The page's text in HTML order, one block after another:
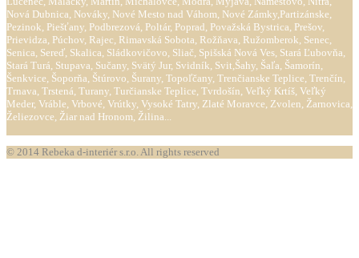
Nová Dubnica, Nováky, Nové Mesto nad Váhom, Nové Zámky,Partizánske,
Pezinok, Piešťany, Podbrezová, Poltár, Poprad, Považská Bystrica, Prešov,
Prievidza, Púchov, Rajec, Rimavská Sobota, Rožňava, Ružomberok, Senec,
Senica, Sereď, Skalica, Sládkovičovo, Sliač, Spišská Nová Ves, Stará Ľubovňa,
Stará Turá, Stupava, Sučany, Svätý Jur, Svidník, Svit,Šahy, Šaľa, Šamorín,
Šenkvice, Šoporňa, Štúrovo, Šurany, Topoľčany, Trenčianske Teplice, Trenčín,
Trnava, Trstená, Turany, Turčianske Teplice, Tvrdošín, Veľký Krtíš, Veľký
Meder, Vráble, Vrbové, Vrútky, Vysoké Tatry, Zlaté Moravce, Zvolen, Žarnovica,
Želiezovce, Žiar nad Hronom, Žilina...
© 2014 Rebeka d-interiér s.r.o. All rights reserved